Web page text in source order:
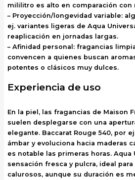
mililitro es alto en comparación con
– Proyección/longevidad variable:
ej. variantes ligeras de Aqua
reaplicación en jornadas largas.
– Afinidad personal: fragancias
convencen a quienes buscan
potentes o clásicos muy dulces.
Experiencia de uso
En la piel, las fragancias de Maison
suelen desplegarse con una
elegante. Baccarat Rouge 540, por
ámbar y evoluciona hacia maderas
es notable las primeras horas. Aqua
sensación fresca y pulcra, ideal
calurosos, aunque su duración es